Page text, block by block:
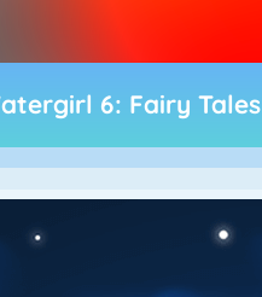
6: Fairy Tales